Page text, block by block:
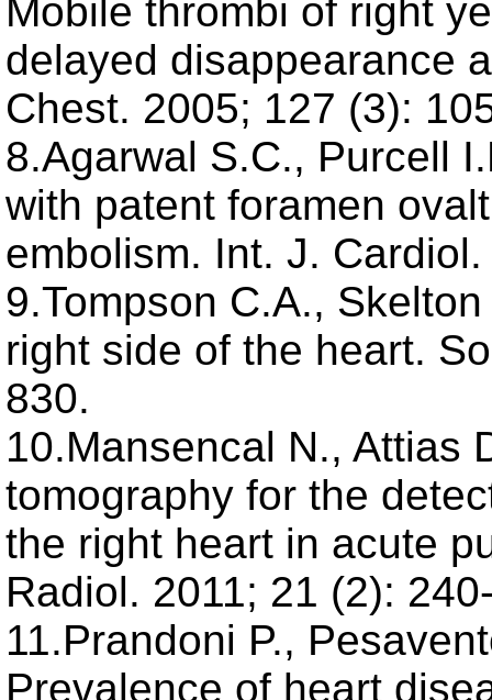
Mobile thrombi of right
delayed disappearance
Chest. 2005; 127 (3):
8.Agarwal S.C., Purcell
with patent foramen
embolism. Int. J.
9.Tompson C.A.,
right side of the heart.
830.
10.Mansencal N., Attias
tomography for the
the right heart in acute
Radiol. 2011; 21 (2):
11.Prandoni P.,
Prevalence of heart